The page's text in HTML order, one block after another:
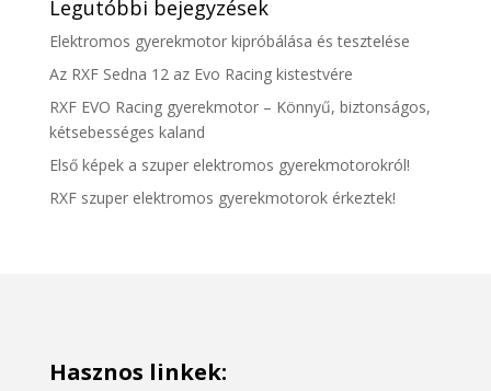
Legutóbbi bejegyzések
Elektromos gyerekmotor kipróbálása és tesztelése
Az RXF Sedna 12 az Evo Racing kistestvére
RXF EVO Racing gyerekmotor – Könnyű, biztonságos,
kétsebességes kaland
Első képek a szuper elektromos gyerekmotorokról!
RXF szuper elektromos gyerekmotorok érkeztek!
Hasznos linkek: